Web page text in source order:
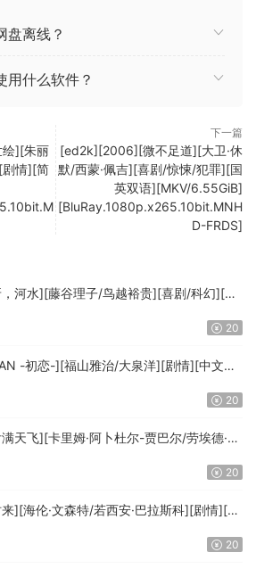
盘离线？
用什么软件？
][朱丽
剧情][简
下一篇
[ed2k][2006][微不足道][大卫·休
默/西蒙·佩吉][喜剧/惊悚/犯罪][国
英双语][MKV/6.55GiB]
[BluRay.1080p.x265.10bit.MNH
D-FRDS]
河水][藤谷理子/鸟越裕贵][喜剧/科幻][中
20
-初恋-][福山雅治/大泉洋][剧情][中文字
20
天飞][卡里姆·阿卜杜尔-贾巴尔/劳埃德·布
20
][海伦·文森特/若西安·巴拉斯科][剧情][中
20